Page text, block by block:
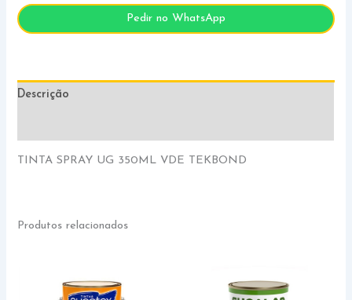
Pedir no WhatsApp
Descrição
TINTA SPRAY UG 350ML VDE TEKBOND
Produtos relacionados